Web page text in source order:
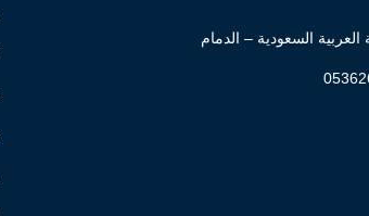
العربية السعودية – الدمام